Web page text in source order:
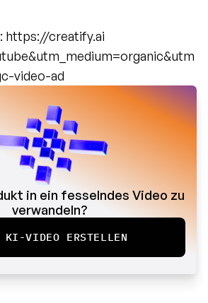
https://creatify.ai
video-ad
in ein fesselndes Video zu
verwandeln?
KI-VIDEO ERSTELLEN